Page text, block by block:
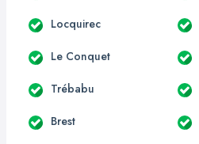
Locquirec
Le Conquet
Trébabu
Brest